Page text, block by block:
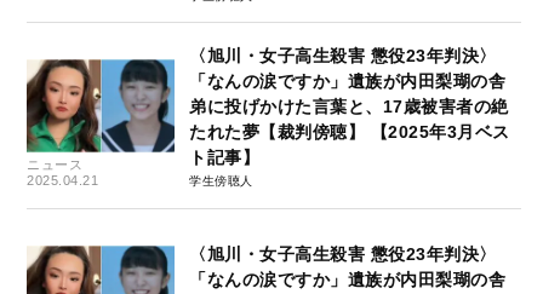
ニュース
2025.04.21
〈旭川・女子高生殺害 懲役23年判決〉
「なんの涙ですか」遺族が内田梨瑚の舎
弟に投げかけた言葉と、17歳被害者の絶
たれた夢【裁判傍聴】 【2025年3月ベス
ト記事】
学生傍聴人
〈旭川・女子高生殺害 懲役23年判決〉
「なんの涙ですか」遺族が内田梨瑚の舎